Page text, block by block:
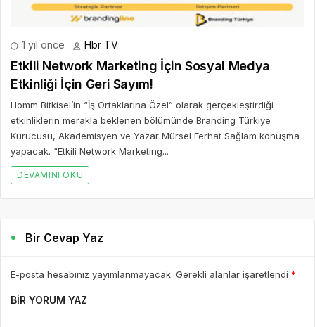
1 yıl önce Hbr TV
Etkili Network Marketing İçin Sosyal Medya
Etkinliği İçin Geri Sayım!
Homm Bitkisel’in “İş Ortaklarına Özel” olarak gerçekleştirdiği
etkinliklerin merakla beklenen bölümünde Branding Türkiye
Kurucusu, Akademisyen ve Yazar Mürsel Ferhat Sağlam konuşma
yapacak. “Etkili Network Marketing...
DEVAMINI OKU
Bir Cevap Yaz
E-posta hesabınız yayımlanmayacak. Gerekli alanlar işaretlendi *
BIR YORUM YAZ